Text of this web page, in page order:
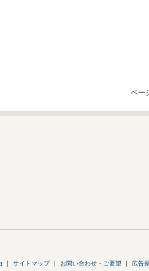
ペー
サイトマップ お問い合わせ・ご要望 広告